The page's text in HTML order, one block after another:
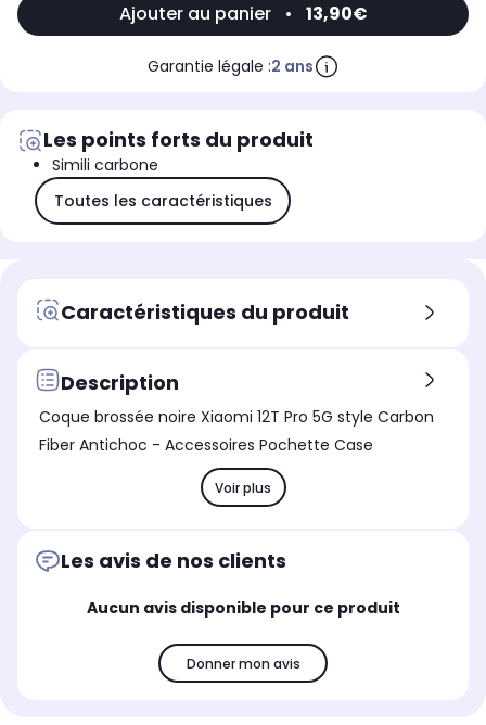
Ajouter au panier • 13,90€
Garantie légale :2 ans
Les points forts du produit
Simili carbone
Toutes les caractéristiques
Caractéristiques du produit
Description
Coque brossée noire Xiaomi 12T Pro 5G style Carbon
Fiber Antichoc - Accessoires Pochette Case
Voir plus
Les avis de nos clients
Aucun avis disponible pour ce produit
Donner mon avis